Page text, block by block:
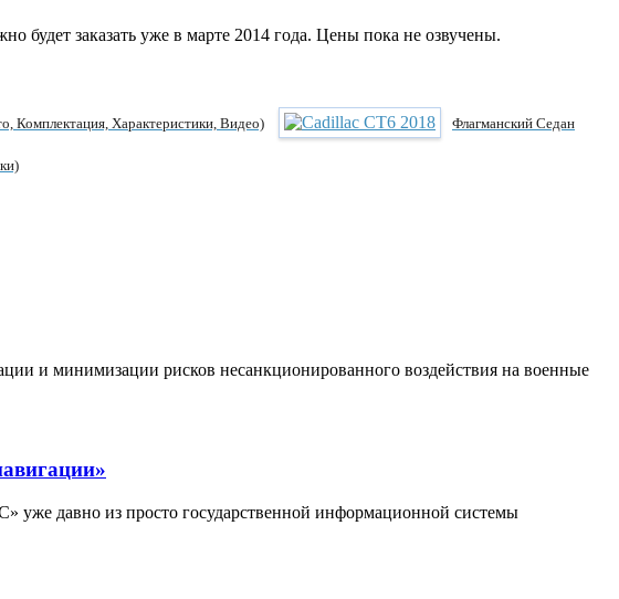
будет заказать уже в марте 2014 года. Цены пока не озвучены.
Комплектация, Характеристики, Видео) Флагманский Седан
и минимизации рисков несанкционированного воздействия на военные
давно из просто государственной информационной системы